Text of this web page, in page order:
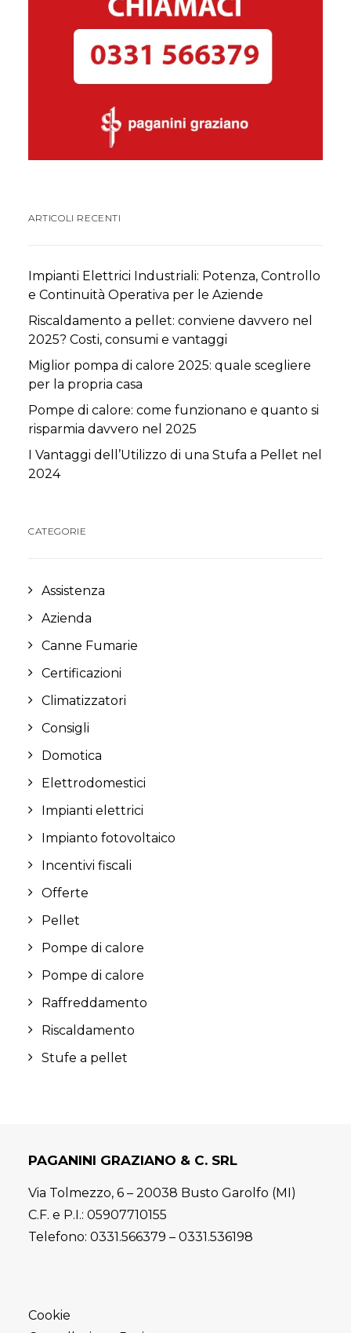
ARTICOLI RECENTI
Impianti Elettrici Industriali: Potenza, Controllo
e Continuità Operativa per le Aziende
Riscaldamento a pellet: conviene davvero nel
2025? Costi, consumi e vantaggi
Miglior pompa di calore 2025: quale scegliere
per la propria casa
Pompe di calore: come funzionano e quanto si
risparmia davvero nel 2025
I Vantaggi dell’Utilizzo di una Stufa a Pellet nel
2024
CATEGORIE
Assistenza
Azienda
Canne Fumarie
Certificazioni
Climatizzatori
Consigli
Domotica
Elettrodomestici
Impianti elettrici
Impianto fotovoltaico
Incentivi fiscali
Offerte
Pellet
Pompe di calore
Pompe di calore
Raffreddamento
Riscaldamento
Stufe a pellet
PAGANINI GRAZIANO & C. SRL
Via Tolmezzo, 6 – 20038 Busto Garolfo (MI)
C.F. e P.I.: 05907710155
Telefono: 0331.566379 – 0331.536198
Cookie